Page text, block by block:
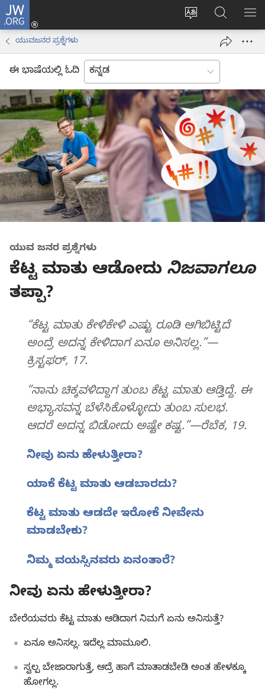
JW.ORG
ವೆಬ್‌ಸೈಟ್‌ನ
ಭಾಷೆಯನ್ನು
ಬದಲಿಸು
ಲಾಗ್
ಇನ್
new
ಹುಡುಕಿ
ಯುವಜನರ ಪ್ರಶ್ನೆಗಳು
ಈ ಭಾಷೆಯಲ್ಲಿ ಓದಿ
ಯುವ ಜನರ ಪ್ರಶ್ನೆಗಳು
ಕೆಟ್ಟ ಮಾತು ಆಡೋದು ನಿಜವಾಗಲೂ
ತಪ್ಪಾ?
“ಕೆಟ್ಟ ಮಾತು ಕೇಳಿಕೇಳಿ ಎಷ್ಟು ರೂಡಿ ಆಗಿಬಿಟ್ಟಿದೆ
ಅಂದ್ರೆ ಅದನ್ನ ಕೇಳಿದಾಗ ಏನೂ ಅನಿಸಲ್ಲ.”—
ಕ್ರಿಸ್ಟಫರ್‌, 17.
“ನಾನು ಚಿಕ್ಕವಳಿದ್ದಾಗ ತುಂಬ ಕೆಟ್ಟ ಮಾತು ಆಡ್ತಿದ್ದೆ. ಈ
ಅಭ್ಯಾಸವನ್ನ ಬೆಳೆಸಿಕೊಳ್ಳೋದು ತುಂಬ ಸುಲಭ.
ಆದರೆ ಅದನ್ನ ಬಿಡೋದು ಅಷ್ಟೇ ಕಷ್ಟ.”—ರೆಬೆಕ, 19.
ನೀವು ಏನು ಹೇಳುತ್ತೀರಾ?
ಯಾಕೆ ಕೆಟ್ಟ ಮಾತು ಆಡಬಾರದು?
ಕೆಟ್ಟ ಮಾತು ಆಡದೇ ಇರೋಕೆ ನೀವೇನು
ಮಾಡಬೇಕು?
ನಿಮ್ಮ ವಯಸ್ಸಿನವರು ಏನಂತಾರೆ?
ನೀವು ಏನು ಹೇಳುತ್ತೀರಾ?
ಬೇರೆಯವರು ಕೆಟ್ಟ ಮಾತು ಆಡಿದಾಗ ನಿಮಗೆ ಏನು ಅನಿಸುತ್ತೆ?
ಏನೂ ಅನಿಸಲ್ಲ. ಇದೆಲ್ಲ ಮಾಮೂಲಿ.
ಸ್ವಲ್ಪ ಬೇಜಾರಾಗುತ್ತೆ, ಆದ್ರೆ ಹಾಗೆ ಮಾತಾಡಬೇಡಿ ಅಂತ ಹೇಳಕ್ಕೂ
ಹೋಗಲ್ಲ.